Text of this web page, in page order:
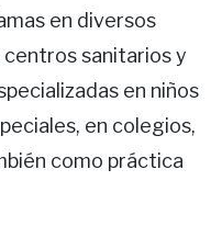
en diversos
sanitarios y
en niños
en colegios,
como práctica